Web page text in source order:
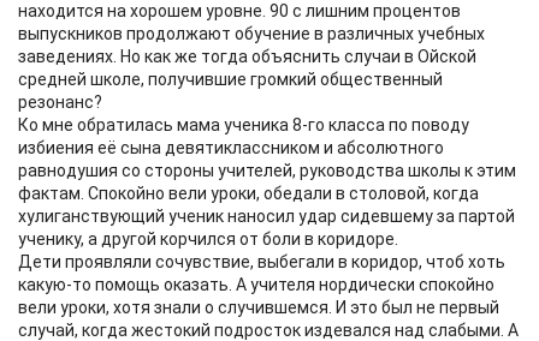
находится на хорошем уровне. 90 с лишним процентов
выпускников продолжают обучение в различных учебных
заведениях. Но как же тогда объяснить случаи в Ойской
средней школе, получившие громкий общественный
резонанс?
Ко мне обратилась мама ученика 8-го класса по поводу
избиения её сына девятиклассником и абсолютного
равнодушия со стороны учителей, руководства школы к этим
фактам. Спокойно вели уроки, обедали в столовой, когда
хулиганствующий ученик наносил удар сидевшему за партой
ученику, а другой корчился от боли в коридоре.
Дети проявляли сочувствие, выбегали в коридор, чтоб хоть
какую-то помощь оказать. А учителя нордически спокойно
вели уроки, хотя знали о случившемся. И это был не первый
случай, когда жестокий подросток издевался над слабыми. А